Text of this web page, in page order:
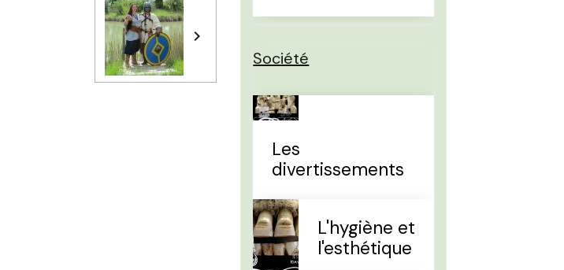
Société
Les
divertissements
L'hygiène et
l'esthétique